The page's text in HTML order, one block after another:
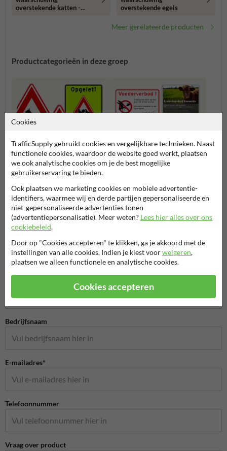
overstekende katten -
overstekende egels
Meer gerelateerde producten
Productcategorieën in deze groep
Waarschuwingsborden Informatieborden
Overige huisdieren
Stel je vraag aan Hondenpoepbord.nl
Bedrijfsnaam
E-mailadres*
Telefoonnummer
Vraag over product
Cookies
TrafficSupply gebruikt cookies en vergelijkbare technieken. Naast
functionele cookies, waardoor de website goed werkt, plaatsen
we ook analytische cookies om je de best mogelijke
gebruikerservaring te bieden.
Ook plaatsen we marketing cookies en mobiele advertentie-
identifiers, waarmee wij en derde partijen gepersonaliseerde en
niet-gepersonaliseerde advertenties tonen
(advertentiepersonalisatie). Meer weten? Lees hier alles over ons
cookiebeleid.
Door op "Cookies accepteren" te klikken, ga je akkoord met de
instellingen van alle cookies. Indien je kiest voorweigeren,
plaatsen we alleen functionele en analytische cookies.
Cookies accepteren